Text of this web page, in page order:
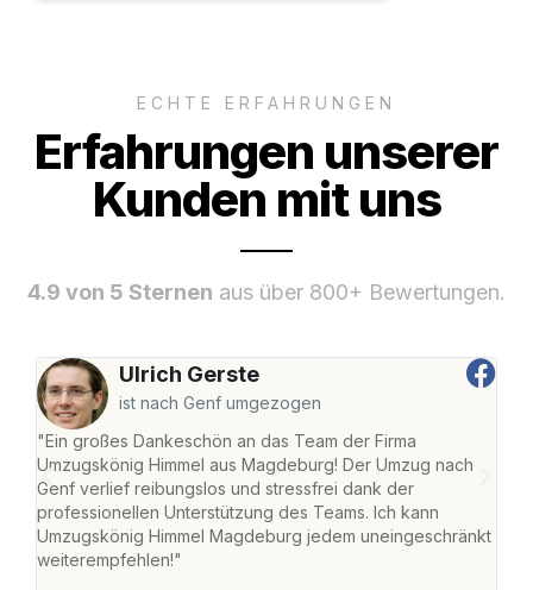
ECHTE ERFAHRUNGEN
Erfahrungen unserer
Kunden mit uns
4.9 von 5 Sternen aus über 800+ Bewertungen.
Ulrich Gerste
ist nach Genf umgezogen
"Ein großes Dankeschön an das Team der Firma
Umzugskönig Himmel aus Magdeburg! Der Umzug nach
Genf verlief reibungslos und stressfrei dank der
professionellen Unterstützung des Teams. Ich kann
Umzugskönig Himmel Magdeburg jedem uneingeschränkt
weiterempfehlen!"